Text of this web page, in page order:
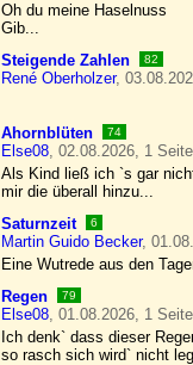
Oh du meine Haselnuss
Gib...
Steigende Zahlen
82
René Oberholzer,
Ahornblüten 74
Else08, 02.08.2026, 1
Als Kind ließ ich `s gar
mir die überall hinzu...
Saturnzeit
6
Martin Guido Becker,
Eine Wutrede aus den
Regen
79
Else08, 01.08.2026, 1
Ich denk` dass dieser
so rasch sich wird` nicht